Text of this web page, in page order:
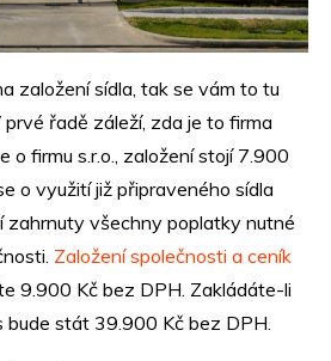
založení sídla, tak se vám to tu
řadě záleží, zda je to firma
o firmu s.r.o., založení stojí 7.900
o využití již připraveného sídla
zahrnuty všechny poplatky nutné
Založení společnosti a ceník
9.900 Kč bez DPH. Zakládáte-li
bude stát 39.900 Kč bez DPH.